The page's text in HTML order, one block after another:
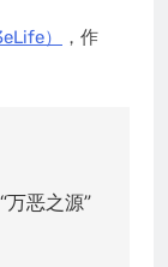
）
，作
万恶之源”